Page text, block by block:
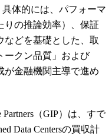
具体的には、パフォーマ
りの推論効率）、保証
などを基礎とした、取
ークン品質」および
が金融機関主導で進め
Partners（GIP）は、すで
Data Centersの買収計